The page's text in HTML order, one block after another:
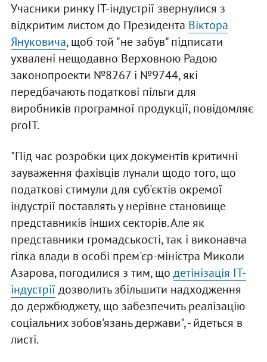
Учасники ринку IT-індустрії звернулися з
відкритим листом до Президента Віктора
Януковича, щоб той "не забув" підписати
ухвалені нещодавно Верховною Радою
законопроекти №8267 і №9744, які
передбачають податкові пільги для
виробників програмної продукції, повідомляє
proIT.
"Під час розробки цих документів критичні
зауваження фахівців лунали щодо того, що
податкові стимули для суб'єктів окремої
індустрії поставлять у нерівне становище
представників інших секторів. Але як
представники громадськості, так і виконавча
гілка влади в особі прем'єр-міністра Миколи
Азарова, погодилися з тим, що детінізація IT-
індустрії дозволить збільшити надходження
до держбюджету, що забезпечить реалізацію
соціальних зобов'язань держави", - йдеться в
листі.